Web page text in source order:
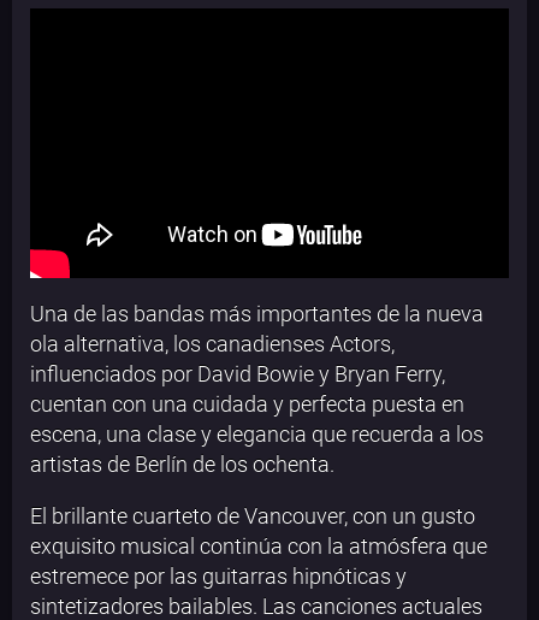
Una de las bandas más importantes de la nueva
ola alternativa, los canadienses Actors,
influenciados por David Bowie y Bryan Ferry,
cuentan con una cuidada y perfecta puesta en
escena, una clase y elegancia que recuerda a los
artistas de Berlín de los ochenta.
El brillante cuarteto de Vancouver, con un gusto
exquisito musical continúa con la atmósfera que
estremece por las guitarras hipnóticas y
sintetizadores bailables. Las canciones actuales